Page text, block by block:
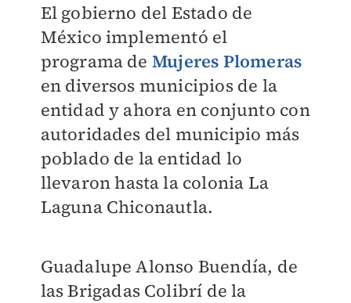
El gobierno del Estado de
México implementó el
programa de Mujeres Plomeras
en diversos municipios de la
entidad y ahora en conjunto con
autoridades del municipio más
poblado de la entidad lo
llevaron hasta la colonia La
Laguna Chiconautla.
Guadalupe Alonso Buendía, de
las Brigadas Colibrí de la